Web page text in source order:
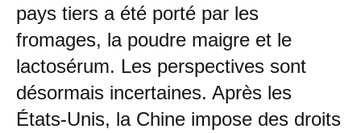
pays tiers a été porté par les
fromages, la poudre maigre et le
lactosérum. Les perspectives sont
désormais incertaines. Après les
États-Unis, la Chine impose des droits